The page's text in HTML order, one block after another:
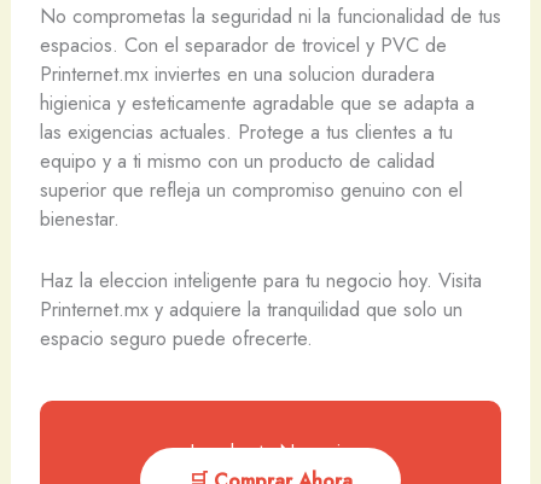
No comprometas la seguridad ni la funcionalidad de tus
espacios. Con el separador de trovicel y PVC de
Printernet.mx inviertes en una solucion duradera
higienica y esteticamente agradable que se adapta a
las exigencias actuales. Protege a tus clientes a tu
equipo y a ti mismo con un producto de calidad
superior que refleja un compromiso genuino con el
bienestar.
Haz la eleccion inteligente para tu negocio hoy. Visita
Printernet.mx y adquiere la tranquilidad que solo un
espacio seguro puede ofrecerte.
Impulsa tu Negocio